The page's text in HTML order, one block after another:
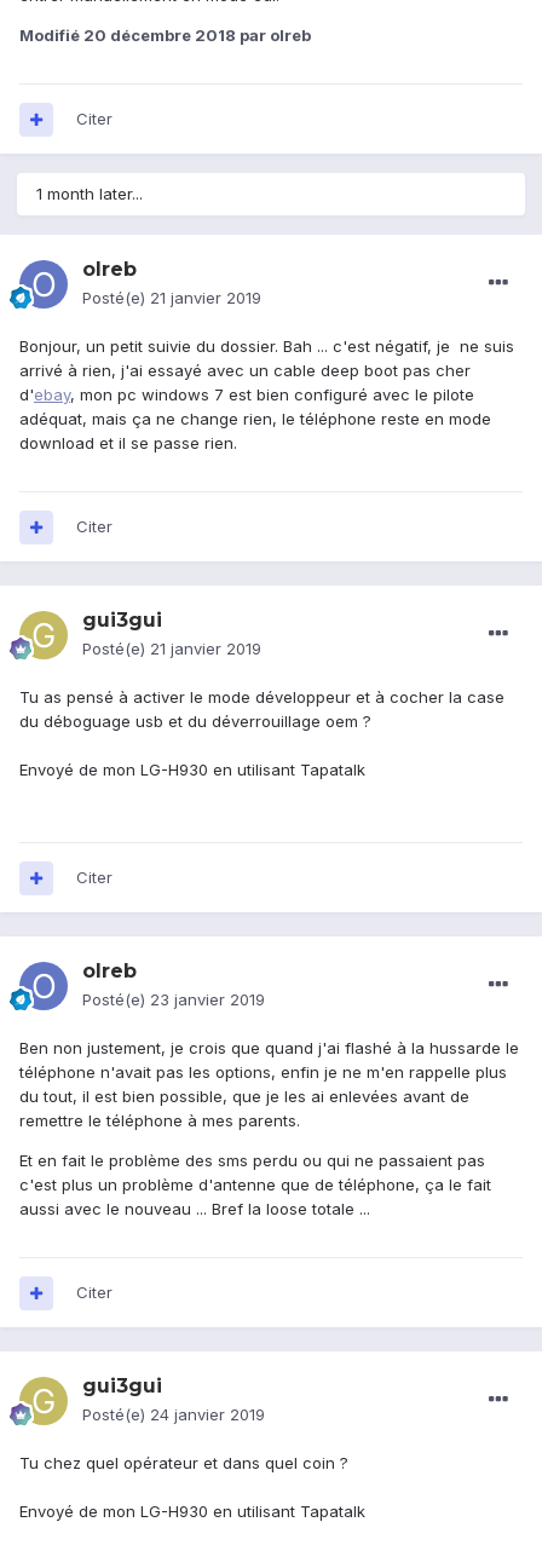
Modifié 20 décembre 2018 par olreb
Citer
1 month later...
olreb
Posté(e) 21 janvier 2019
Bonjour, un petit suivie du dossier. Bah ... c'est négatif, je ne suis
arrivé à rien, j'ai essayé avec un cable deep boot pas cher
d'ebay, mon pc windows 7 est bien configuré avec le pilote
adéquat, mais ça ne change rien, le téléphone reste en mode
download et il se passe rien.
Citer
gui3gui
Posté(e) 21 janvier 2019
Tu as pensé à activer le mode développeur et à cocher la case
du déboguage usb et du déverrouillage oem ?
Envoyé de mon LG-H930 en utilisant Tapatalk
Citer
olreb
Posté(e) 23 janvier 2019
Ben non justement, je crois que quand j'ai flashé à la hussarde le
téléphone n'avait pas les options, enfin je ne m'en rappelle plus
du tout, il est bien possible, que je les ai enlevées avant de
remettre le téléphone à mes parents.
Et en fait le problème des sms perdu ou qui ne passaient pas
c'est plus un problème d'antenne que de téléphone, ça le fait
aussi avec le nouveau ... Bref la loose totale ...
Citer
gui3gui
Posté(e) 24 janvier 2019
Tu chez quel opérateur et dans quel coin ?
Envoyé de mon LG-H930 en utilisant Tapatalk